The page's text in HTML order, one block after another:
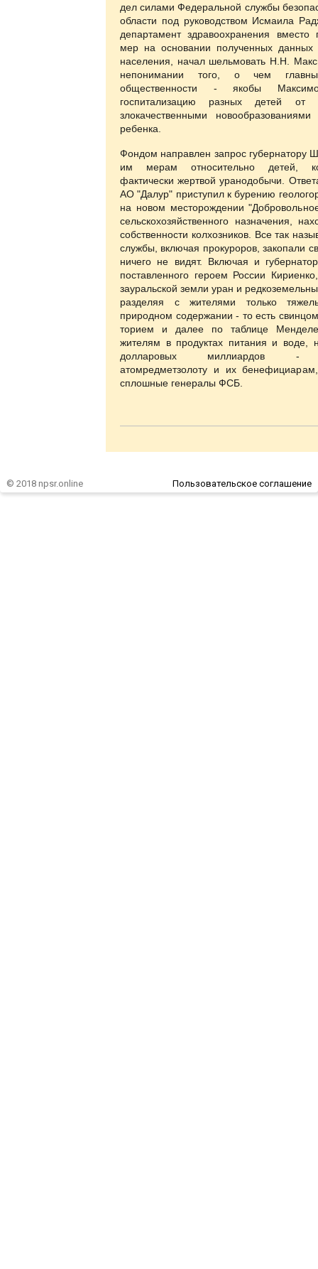
дел силами Федеральной службы
области под руководством Исмаила
департамент здравоохранения вместо
мер на основании полученных данных
населения, начал шельмовать Н.Н.
непонимании того, о чем
общественности - якобы
госпитализацию разных детей от
злокачественными
ребенка.
Фондом направлен запрос губернатору
им мерам относительно детей,
фактически жертвой уранодобычи.
АО "Далур" приступил к бурению
на новом месторождении
сельскохозяйственного назначения,
собственности колхозников. Все так
службы, включая прокуроров, закопали
ничего не видят. Включая и
поставленного героем России
зауральской земли уран и
разделяя с жителями только
природном содержании - то есть
торием и далее по таблице
жителям в продуктах питания и воде,
долларовых миллиардов -
атомредметзолоту и их
сплошные генералы ФСБ.
© 2018 npsr.online Пользовательское соглашение